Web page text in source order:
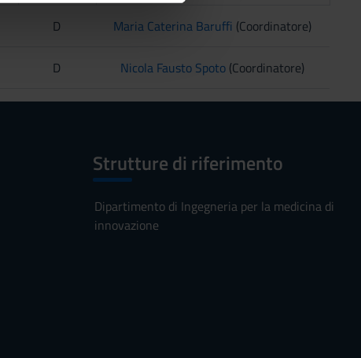
D Maria Caterina Baruffi (Coordinatore)
D Nicola Fausto Spoto (Coordinatore)
Strutture di riferimento
Dipartimento di Ingegneria per la medicina di
innovazione